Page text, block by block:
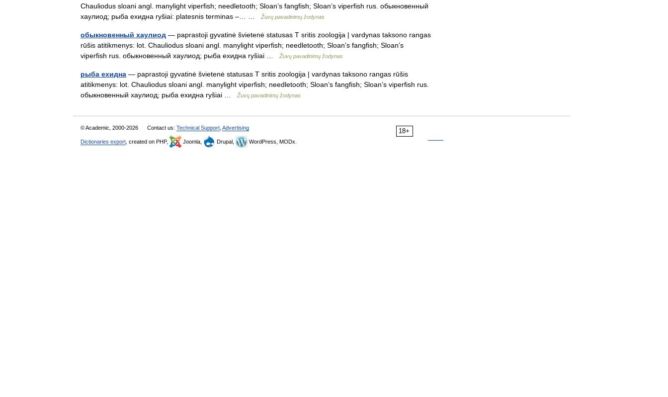
Chauliodus sloani angl. manylight viperfish; needletooth; Sloan’s fangfish; Sloan’s viperfish rus. обыкновенный
хаулиод; рыба ехидна ryšiai: platesnis terminas –… …
Žuvų pavadinimų žodynas
обыкновенный хаулиод — paprastoji gyvatinė švietenė statusas T sritis zoologija | vardynas taksono rangas
rūšis atitikmenys: lot. Chauliodus sloani angl. manylight viperfish; needletooth; Sloan’s fangfish; Sloan’s
viperfish rus. обыкновенный хаулиод; рыба ехидна ryšiai …
Žuvų pavadinimų žodynas
рыба ехидна — paprastoji gyvatinė švietenė statusas T sritis zoologija | vardynas taksono rangas rūšis
atitikmenys: lot. Chauliodus sloani angl. manylight viperfish; needletooth; Sloan’s fangfish; Sloan’s viperfish rus.
обыкновенный хаулиод; рыба ехидна ryšiai …
Žuvų pavadinimų žodynas
18+
© Academic, 2000-2026 Contact us: Technical Support Advertising
Dictionaries export , created on PHP, Joomla, Drupal, WordPress, MODx.